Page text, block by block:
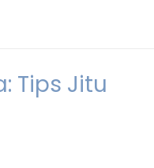
Tips Jitu